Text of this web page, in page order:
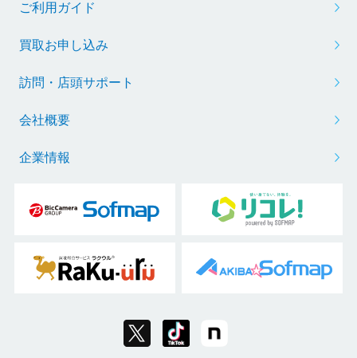
ご利用ガイド
買取お申し込み
訪問・店頭サポート
会社概要
企業情報